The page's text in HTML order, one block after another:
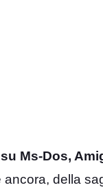
Ms-Dos,
della